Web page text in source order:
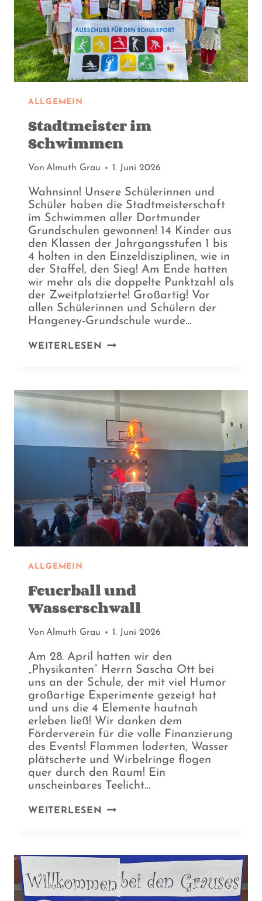
ALLGEMEIN
Stadtmeister im
Schwimmen
Von Almuth Grau 1. Juni 2026
Wahnsinn! Unsere Schülerinnen und
Schüler haben die Stadtmeisterschaft
im Schwimmen aller Dortmunder
Grundschulen gewonnen! 14 Kinder aus
den Klassen der Jahrgangsstufen 1 bis
4 holten in den Einzeldisziplinen, wie in
der Staffel, den Sieg! Am Ende hatten
wir mehr als die doppelte Punktzahl als
der Zweitplatzierte! Großartig! Vor
allen Schülerinnen und Schülern der
Hangeney-Grundschule wurde…
WEITERLESEN
STADTMEISTER
ALLGEMEIN
Feuerball und
Wasserschwall
Von Almuth Grau 1. Juni 2026
Am 28. April hatten wir den
„Physikanten“ Herrn Sascha Ott bei
uns an der Schule, der mit viel Humor
großartige Experimente gezeigt hat
und uns die 4 Elemente hautnah
erleben ließ! Wir danken dem
Förderverein für die volle Finanzierung
des Events! Flammen loderten, Wasser
plätscherte und Wirbelringe flogen
quer durch den Raum! Ein
unscheinbares Teelicht…
WEITERLESEN
FEUERBALL